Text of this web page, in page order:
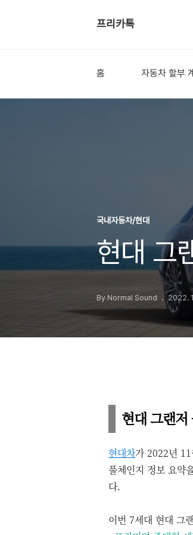
프리카톡
홈 자동차 할부
국내자동차/현대
현대 그
By Normal Sound 2022.
현대 그랜
현대차가 2022년 11
풀체인지 정보 요약
다.
이번 7세대 현대 그